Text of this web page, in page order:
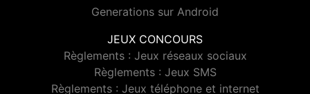
Generations sur Android
JEUX CONCOURS
Règlements : Jeux réseaux sociaux
Règlements : Jeux SMS
Règlements : Jeux téléphone et internet